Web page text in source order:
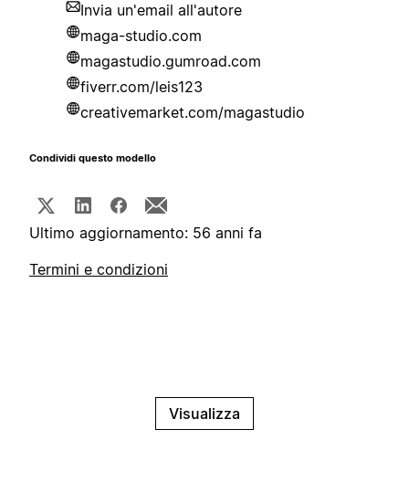
Invia un'email all'autore
maga-studio.com
magastudio.gumroad.com
fiverr.com/leis123
creativemarket.com/magastudio
Condividi questo modello
Ultimo aggiornamento: 56 anni fa
Termini e condizioni
Visualizza